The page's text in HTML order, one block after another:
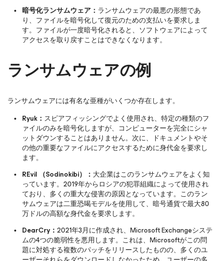
暗号化ランサムウェア： ランサムウェアの最悪の形態であ
り、ファイルを暗号化して復元のための支払いを要求しま
す。ファイルが一度暗号化されると、ソフトウェアによって
アクセスを取り戻すことはできなくなります。
ランサムウェアの例
ランサムウェアには有名な亜種がいくつか存在します。
Ryuk： スピアフィッシングでよく使用され、特定の種類のフ
ァイルのみを暗号化しますが、コンピューターを完全にシャ
ットダウンすることはありません。次に、ドキュメントやそ
の他の重要なファイルにアクセスするために身代金を要求し
ます。
REvil （Sodinokibi）： 大企業はこのランサムウェアをよく知
っています。2019年からロシアの犯罪組織によって使用され
ており、多くの重大な侵害の原因となっています。このラン
サムウェアは二重恐喝モデルを使用して、暗号通貨で最大80
万ドルの高額な身代金を要求します。
DearCry： 2021年3月に作成され、Microsoft Exchangeシステ
ムの4つの脆弱性を悪用します。これは、Microsoftがこの問
題に対処する複数のパッチをリリースしたものの、多くのユ